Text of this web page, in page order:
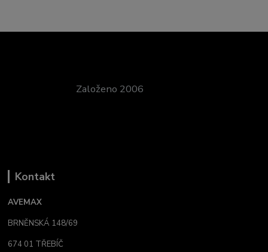
Založeno 2006
Kontakt
AVEMAX
BRNĚNSKÁ 148/69
674 01 TŘEBÍČ